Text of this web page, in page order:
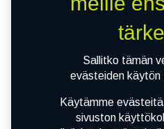
Sallitko tämän
evästeiden käytön
Käytämme
sivuston